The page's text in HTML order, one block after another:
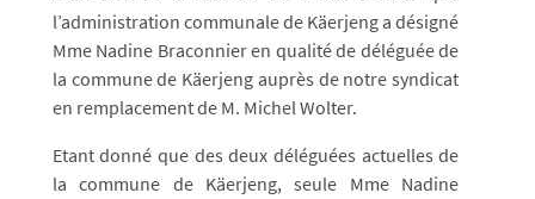
l’administration communale de Käerjeng a désigné
Mme Nadine Braconnier en qualité de déléguée de
la commune de Käerjeng auprès de notre syndicat
en remplacement de M. Michel Wolter.
Etant donné que des deux déléguées actuelles de
la commune de Käerjeng, seule Mme Nadine